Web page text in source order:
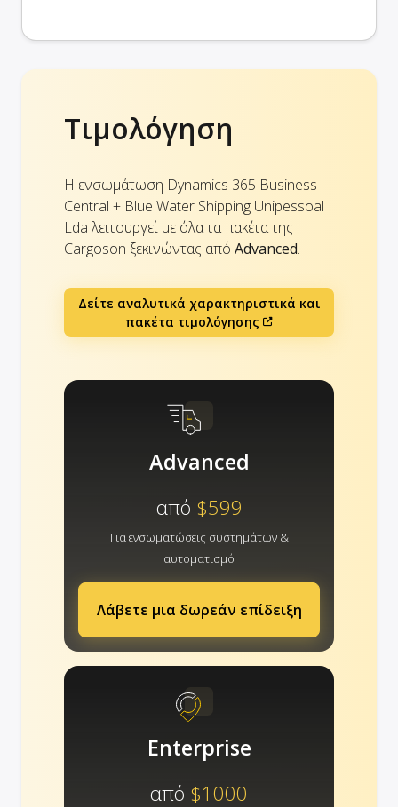
Τιμολόγηση
Η ενσωμάτωση Dynamics 365 Business
Central + Blue Water Shipping Unipessoal
Lda λειτουργεί με όλα τα πακέτα της
Cargoson ξεκινώντας από Advanced.
Δείτε αναλυτικά χαρακτηριστικά και
πακέτα τιμολόγησης
Advanced
από $599
Για ενσωματώσεις συστημάτων &
αυτοματισμό
Λάβετε μια δωρεάν επίδειξη
Enterprise
από $1000